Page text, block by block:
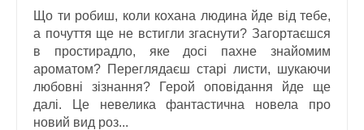
Що ти робиш, коли кохана людина йде від тебе,
а почуття ще не встигли згаснути? Загортаєшся
в простирадло, яке досі пахне знайомим
ароматом? Переглядаєш старі листи, шукаючи
любовні зізнання? Герой оповідання йде ще
далі. Це невелика фантастична новела про
новий вид роз...